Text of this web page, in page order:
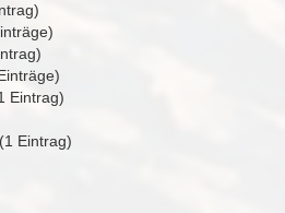
Eintrag)
(1 Eintrag)